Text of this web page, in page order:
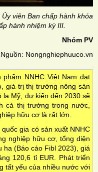
viên Ban chấp hành khóa
hành nhiệm kỳ III.
Nhóm PV
Nguồn: Nongnghiephuuco.vn
NNHC Việt Nam đạt
giá trị thị trường nông sản
la Mỹ, dự kiến đến 2030 sẽ
cả thị trường trong nước,
hữu cơ là rất lớn.
gia có sản xuất NNHC
nghiệp hữu cơ, tổng diện
(Báo cáo Fibl 2023), giá
120,6 tỉ EUR. Phát triển
tất yếu của nhiều nước với